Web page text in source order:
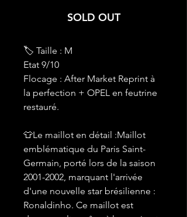
SOLD OUT
🏷 Taille : M
Etat 9/10
Flocage : After Market Reprint à
la perfection + OPEL en feutrine
restauré.
👕Le maillot en détail :Maillot
emblématique du Paris Saint-
Germain, porté lors de la saison
2001-2002, marquant l'arrivée
d'une nouvelle star brésilienne :
Ronaldinho. Ce maillot est